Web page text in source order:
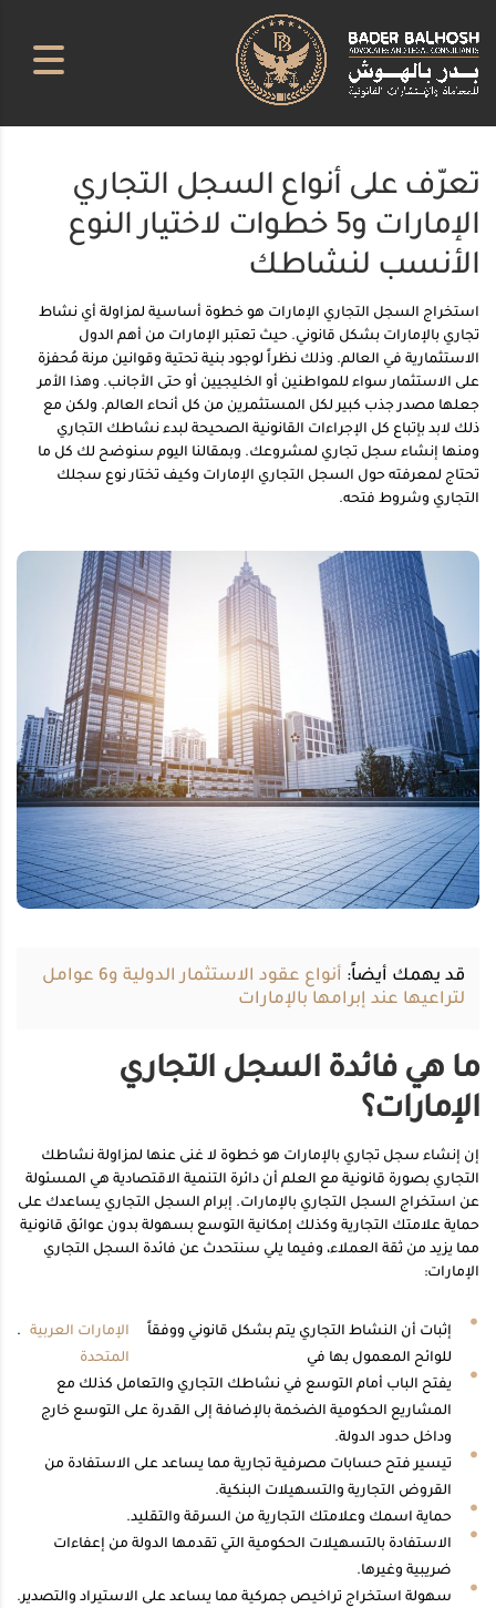
تعرّف على أنواع السجل التجاري
الإمارات و5 خطوات لاختيار النوع
الأنسب لنشاطك
استخراج السجل التجاري الإمارات هو خطوة أساسية لمزاولة أي نشاط
تجاري بالإمارات بشكل قانوني. حيث تعتبر الإمارات من أهم الدول
الاستثمارية في العالم. وذلك نظراً لوجود بنية تحتية وقوانين مرنة مُحفزة
على الاستثمار سواء للمواطنين أو الخليجيين أو حتى الأجانب. وهذا الأمر
جعلها مصدر جذب كبير لكل المستثمرين من كل أنحاء العالم. ولكن مع
ذلك لابد بإتباع كل الإجراءات القانونية الصحيحة لبدء نشاطك التجاري
ومنها إنشاء سجل تجاري لمشروعك. وبمقالنا اليوم سنوضح لك كل ما
تحتاج لمعرفته حول السجل التجاري الإمارات وكيف تختار نوع سجلك
التجاري وشروط فتحه.
قد يهمك أيضاً:
أنواع عقود الاستثمار الدولية و6 عوامل
لتراعيها عند إبرامها بالإمارات
ما هي فائدة السجل التجاري
الإمارات؟
إن إنشاء سجل تجاري بالإمارات هو خطوة لا غنى عنها لمزاولة نشاطك
التجاري بصورة قانونية مع العلم أن دائرة التنمية الاقتصادية هي المسئولة
عن استخراج السجل التجاري بالإمارات. إبرام السجل التجاري يساعدك على
حماية علامتك التجارية وكذلك إمكانية التوسع بسهولة بدون عوائق قانونية
مما يزيد من ثقة العملاء، وفيما يلي سنتحدث عن فائدة السجل التجاري
الإمارات:
إثبات أن النشاط التجاري يتم بشكل قانوني ووفقاً
للوائح المعمول بها في
الإمارات العربية
المتحدة
.
يفتح الباب أمام التوسع في نشاطك التجاري والتعامل كذلك مع
المشاريع الحكومية الضخمة بالإضافة إلى القدرة على التوسع خارج
وداخل حدود الدولة.
تيسير فتح حسابات مصرفية تجارية مما يساعد على الاستفادة من
القروض التجارية والتسهيلات البنكية.
حماية اسمك وعلامتك التجارية من السرقة والتقليد.
الاستفادة بالتسهيلات الحكومية التي تقدمها الدولة من إعفاءات
ضريبية وغيرها.
سهولة استخراج تراخيص جمركية مما يساعد على الاستيراد والتصدير.